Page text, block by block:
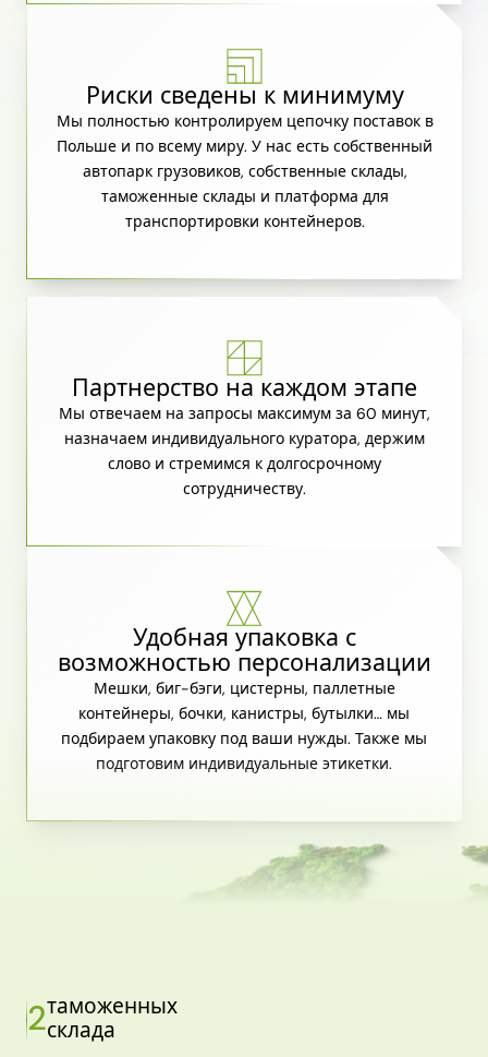
Риски сведены к минимуму
Мы полностью контролируем цепочку поставок в
Польше и по всему миру. У нас есть собственный
автопарк грузовиков, собственные склады,
таможенные склады и платформа для
транспортировки контейнеров.
Партнерство на каждом этапе
Мы отвечаем на запросы максимум за 60 минут,
назначаем индивидуального куратора, держим
слово и стремимся к долгосрочному
сотрудничеству.
Удобная упаковка с
возможностью персонализации
Мешки, биг-бэги, цистерны, паллетные
контейнеры, бочки, канистры, бутылки… мы
подбираем упаковку под ваши нужды. Также мы
подготовим индивидуальные этикетки.
2таможенных
склада